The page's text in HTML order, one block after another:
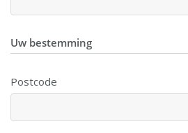
Uw bestemming
Postcode